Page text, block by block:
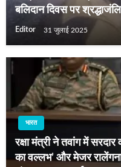
बलिदान दिवस पर
Editor 31 जुलाई 2025
भारत
रक्षा मंत्री ने तवांग में
का वल्लभ’ और मेजर